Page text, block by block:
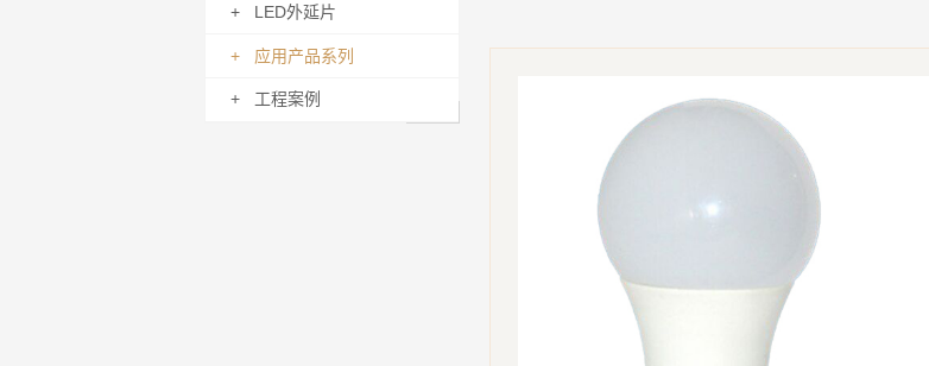
+ LED外延片
+ 应用产品系列
+ 工程案例